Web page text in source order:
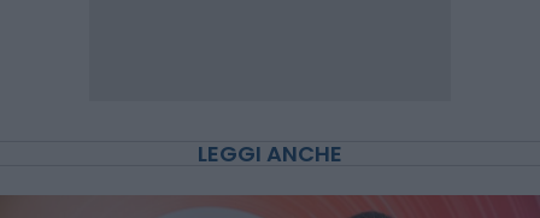
LEGGI ANCHE